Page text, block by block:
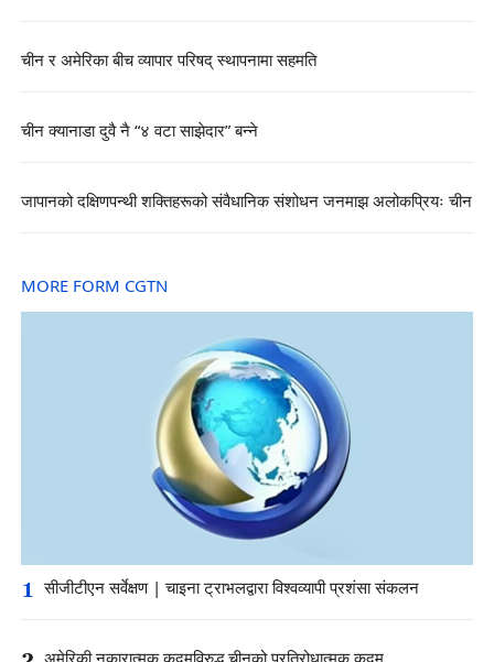
चीन र अमेरिका बीच व्यापार परिषद् स्थापनामा सहमति
चीन क्यानाडा दुवै नै “४ वटा साझेदार” बन्ने
जापानको दक्षिणपन्थी शक्तिहरूको संवैधानिक संशोधन जनमाझ अलोकप्रियः चीन
MORE FORM CGTN
1 सीजीटीएन सर्वेक्षण | चाइना ट्राभलद्वारा विश्वव्यापी प्रशंसा संकलन